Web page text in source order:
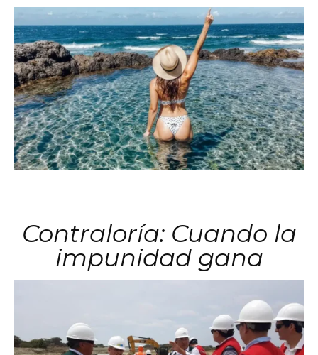
Contraloría: Cuando la
impunidad gana